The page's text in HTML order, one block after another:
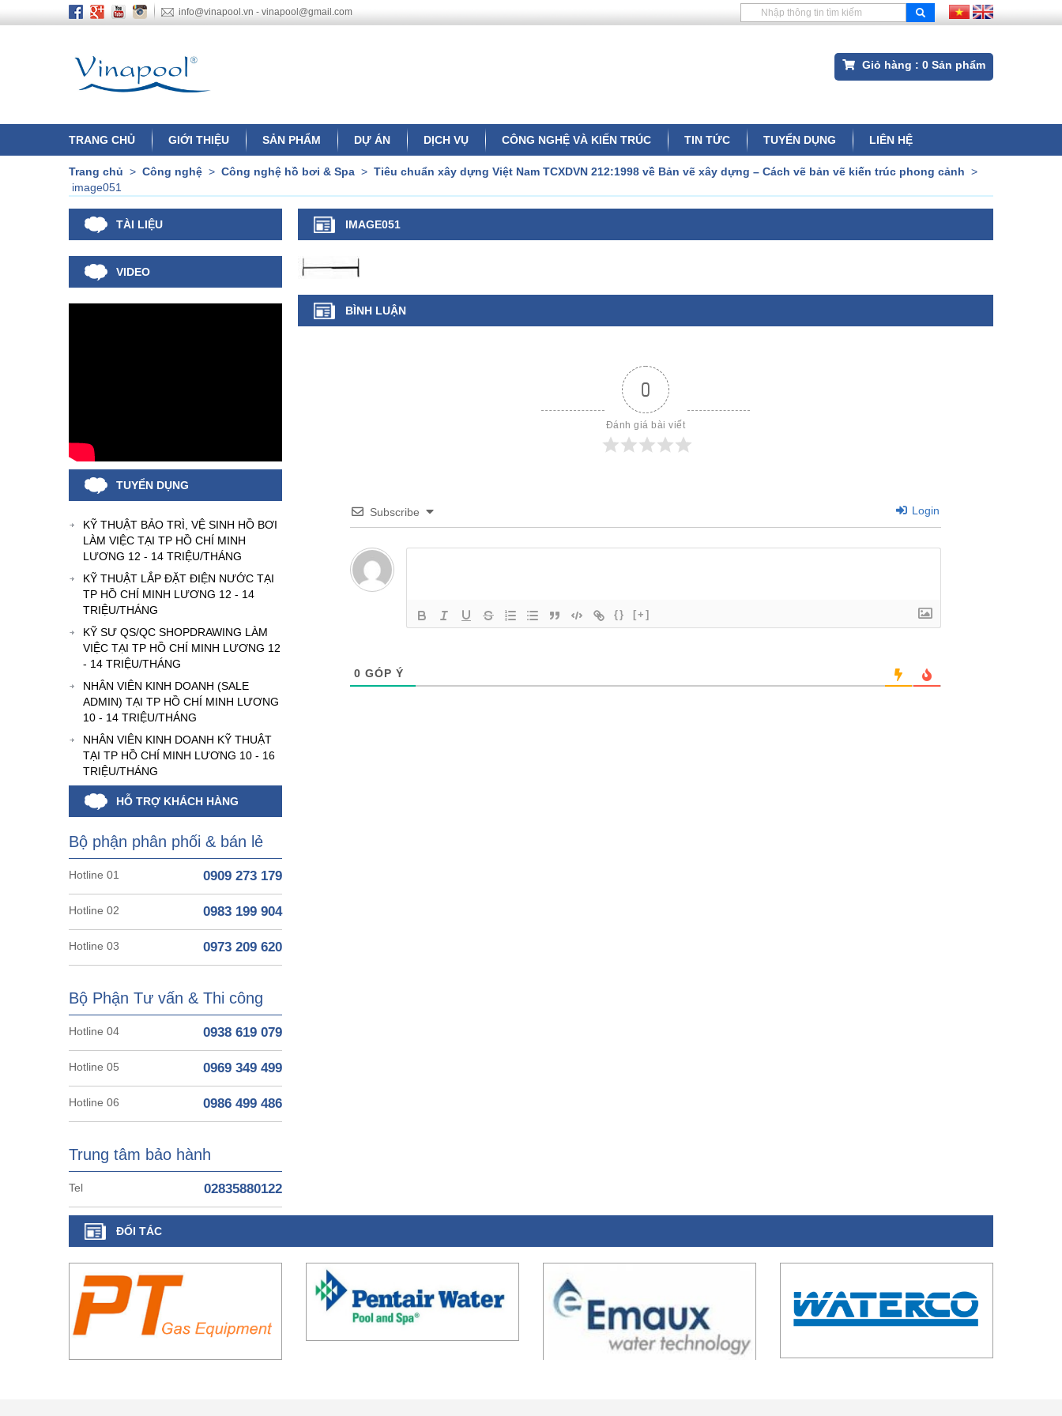
info@vinapool.vn - vinapool@gmail.com
Giỏ hàng : 0 Sản phẩm
TRANG CHỦ GIỚI THIỆU SẢN PHẨM DỰ ÁN DỊCH VỤ CÔNG NGHỆ VÀ KIẾN TRÚC TIN TỨC TUYỂN DỤNG LIÊN HỆ
Trang chủ > Công nghệ > Công nghệ hồ bơi & Spa > Tiêu chuẩn xây dựng Việt Nam TCXDVN 212:1998 về Bản vẽ xây dựng – Cách vẽ bản vẽ kiến trúc phong cảnh >
image051
TÀI LIỆU
VIDEO
TUYỂN DỤNG
KỸ THUẬT BẢO TRÌ, VỆ SINH HỒ BƠI
LÀM VIỆC TẠI TP HỒ CHÍ MINH
LƯƠNG 12 - 14 TRIỆU/THÁNG
KỸ THUẬT LẮP ĐẶT ĐIỆN NƯỚC TẠI
TP HỒ CHÍ MINH LƯƠNG 12 - 14
TRIỆU/THÁNG
KỸ SƯ QS/QC SHOPDRAWING LÀM
VIỆC TẠI TP HỒ CHÍ MINH LƯƠNG 12
- 14 TRIỆU/THÁNG
NHÂN VIÊN KINH DOANH (SALE
ADMIN) TẠI TP HỒ CHÍ MINH LƯƠNG
10 - 14 TRIỆU/THÁNG
NHÂN VIÊN KINH DOANH KỸ THUẬT
TẠI TP HỒ CHÍ MINH LƯƠNG 10 - 16
TRIỆU/THÁNG
HỖ TRỢ KHÁCH HÀNG
Bộ phận phân phối & bán lẻ
Hotline 01 0909 273 179
Hotline 02 0983 199 904
Hotline 03 0973 209 620
Bộ Phận Tư vấn & Thi công
Hotline 04 0938 619 079
Hotline 05 0969 349 499
Hotline 06 0986 499 486
Trung tâm bảo hành
Tel 02835880122
IMAGE051
BÌNH LUẬN
0
Đánh giá bài viết
Subscribe Login
{} [+]
0 GÓP Ý
ĐỐI TÁC